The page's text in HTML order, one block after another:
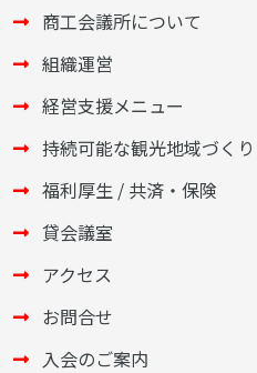
商工会議所について
組織運営
経営支援メニュー
持続可能な観光地域づくり
福利厚生 / 共済・保険
貸会議室
アクセス
お問合せ
入会のご案内